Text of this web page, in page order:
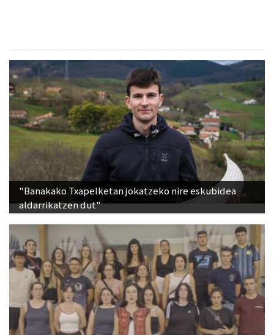
"Banakako Txapelketan jokatzeko nire eskubidea
aldarrikatzen dut"